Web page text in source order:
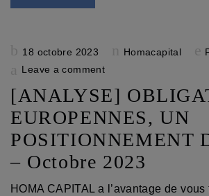
Posted
18 octobre 2023 Homacapital
Leave a comment
[ANALYSE]
EUROPENNES, UN
POSITIONNEMENT
– Octobre 2023
HOMA CAPITAL a l’avantage de